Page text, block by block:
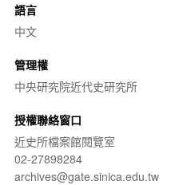
語言
中文
管理權
中央研究院近代史研究所
授權聯絡窗口
近史所檔案館閱覽室
02-27898284
archives@gate.sinica.edu.tw